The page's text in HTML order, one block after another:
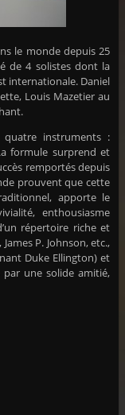
le monde depuis 25
de 4 solistes dont la
internationale. Daniel
Louis Mazetier au
instruments :
formule surprend et
remportés depuis
prouvent que cette
apporte le
enthousiasme
répertoire riche et
P. Johnson, etc.,
Duke Ellington) et
par une solide amitié,